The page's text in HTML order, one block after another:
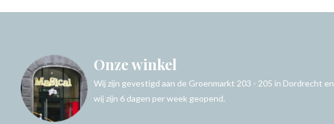
Onze winkel
Wij zijn gevestigd aan de Groenmarkt 203 - 205 in Dordrecht en
wij zijn 6 dagen per week geopend.